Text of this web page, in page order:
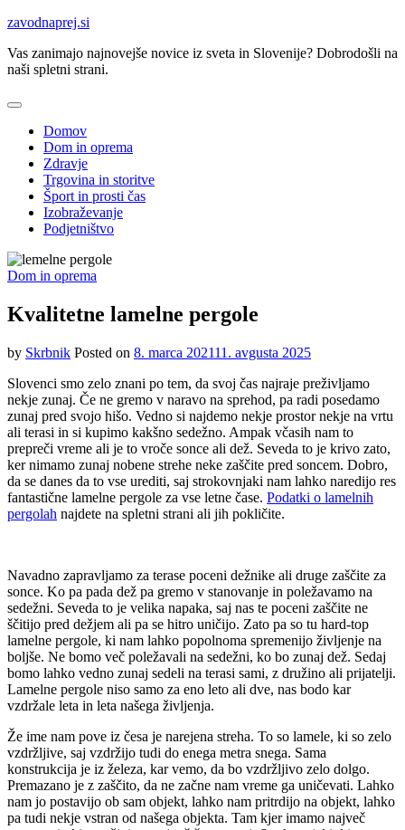
Skip
content
zavodnaprej.si
Vas zanimajo najnovejše novice iz sveta in Slovenije? Dobrodošli na
naši spletni strani.
Domov
Dom in oprema
Zdravje
Trgovina in storitve
Šport in prosti čas
Izobraževanje
Podjetništvo
Dom in oprema
Kvalitetne lamelne pergole
by Skrbnik Posted on 8. marca 202111. avgusta 2025
Slovenci smo zelo znani po tem, da svoj čas najraje preživljamo
nekje zunaj. Če ne gremo v naravo na sprehod, pa radi posedamo
zunaj pred svojo hišo. Vedno si najdemo nekje prostor nekje na vrtu
ali terasi in si kupimo kakšno sedežno. Ampak včasih nam to
prepreči vreme ali je to vroče sonce ali dež. Seveda to je krivo zato,
ker nimamo zunaj nobene strehe neke zaščite pred soncem. Dobro,
da se danes da to vse urediti, saj strokovnjaki nam lahko naredijo res
fantastične lamelne pergole za vse letne čase. Podatki o lamelnih
pergolah najdete na spletni strani ali jih pokličite.
Navadno zapravljamo za terase poceni dežnike ali druge zaščite za
sonce. Ko pa pada dež pa gremo v stanovanje in poležavamo na
sedežni. Seveda to je velika napaka, saj nas te poceni zaščite ne
ščitijo pred dežjem ali pa se hitro uničijo. Zato pa so tu hard-top
lamelne pergole, ki nam lahko popolnoma spremenijo življenje na
boljše. Ne bomo več poležavali na sedežni, ko bo zunaj dež. Sedaj
bomo lahko vedno zunaj sedeli na terasi sami, z družino ali prijatelji.
Lamelne pergole niso samo za eno leto ali dve, nas bodo kar
vzdržale leta in leta našega življenja.
Že ime nam pove iz česa je narejena streha. To so lamele, ki so zelo
vzdržljive, saj vzdržijo tudi do enega metra snega. Sama
konstrukcija je iz železa, kar vemo, da bo vzdržljivo zelo dolgo.
Premazano je z zaščito, da ne začne nam vreme ga uničevati. Lahko
nam jo postavijo ob sam objekt, lahko nam pritrdijo na objekt, lahko
pa tudi nekje vstran od našega objekta. Tam kjer imamo največ